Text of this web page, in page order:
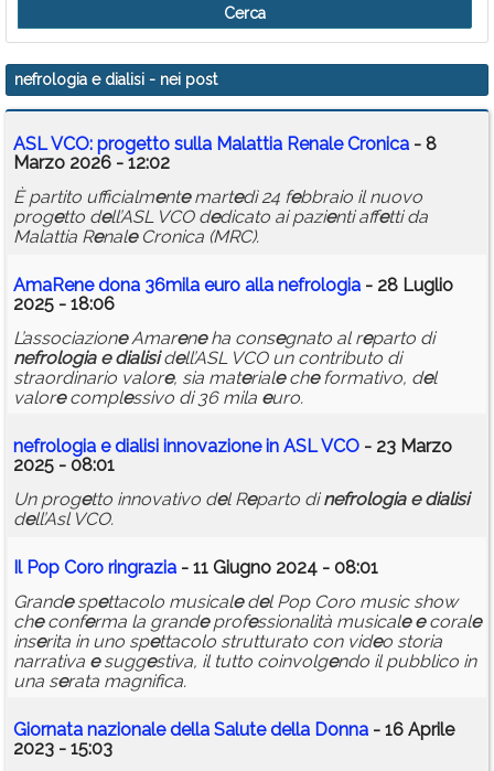
Info Utili
Rubriche
Calendario
Annunci
nefrologia e dialisi - nei post
ASL VCO: progetto sulla Malattia RenaleCronica - 8
Marzo 2026 - 12:02
È partito ufficialmentemartedì 24 febbraio il nuovo
progetto dell’ASL VCO dedicato ai pazienti affetti da
Malattia RenaleCronica (MRC).
AmaRenedona 36mila euro alla nefrologia - 28 Luglio
2025 - 18:06
L’associazioneAmareneha consegnato al reparto di
nefrologia e dialisidell’ASL VCO un contributo di
straordinario valore, sia materialecheformativo, del
valorecomplessivo di 36 mila euro.
nefrologia e dialisi innovazionein ASL VCO - 23 Marzo
2025 - 08:01
Un progetto innovativo del Reparto dinefrologia e dialisi
dell’Asl VCO.
Il Pop Coro ringrazia - 11 Giugno 2024 - 08:01
Grandespettacolo musicaledel Pop Coro music show
checonferma la grandeprofessionalità musicale ecorale
inserita in uno spettacolo strutturato con video storia
narrativa esuggestiva, il tutto coinvolgendo il pubblico in
una serata magnifica.
Giornata nazionaledella Salutedella Donna - 16 Aprile
2023 - 15:03